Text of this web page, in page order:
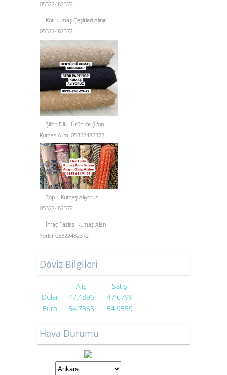
05322482372
Kot Kumaş Çeşitleri Alınır
05322482372
Şifon Dikili Ürün Ve Şifon
Kumaş Alımı 05322482372
Toplu Kumaş Alıyoruz
05322482372
İhraç Fazlası Kumaş Alan
Yerler 05322482372
Döviz Bilgileri
Alış
Satış
Dolar
47.4896
47.6799
Euro
54.7365 54.9559
Hava Durumu